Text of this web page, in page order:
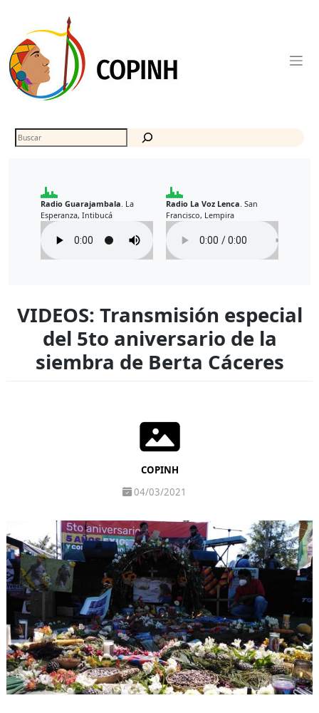
content
Buscar
Radio Guarajambala. La
Esperanza, Intibucá
Radio La Voz Lenca. San
Francisco, Lempira
VIDEOS: Transmisión especial
del 5to aniversario de la
siembra de Berta Cáceres
COPINH
04/03/2021